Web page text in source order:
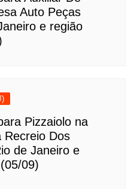
Auto Peças
e região
Pizzaiolo na
Recreio Dos
de Janeiro e
09)